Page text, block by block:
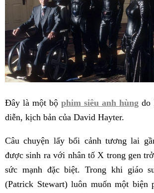
Đây là một bộ phim siêu anh hùng do
diễn, kịch bản của David Hayter.
Câu chuyện lấy bối cảnh tương lai
được sinh ra với nhân tố X trong gen
sức mạnh đặc biệt. Trong khi giáo
(Patrick Stewart) luôn muốn một biện